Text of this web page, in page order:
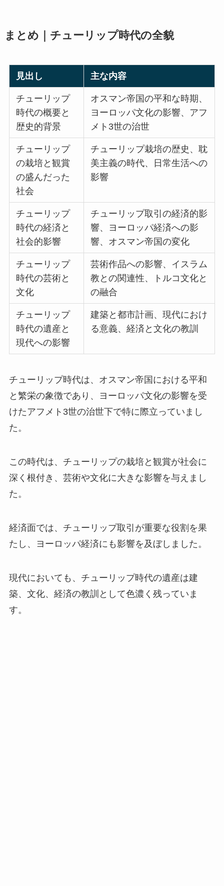
まとめ｜チューリップ時代の全貌
見出し 主な内容
チューリップ
時代の概要と
歴史的背景
オスマン帝国の平和な時期、
ヨーロッパ文化の影響、アフ
メト3世の治世
チューリップ
の栽培と観賞
の盛んだった
社会
チューリップ栽培の歴史、耽
美主義の時代、日常生活への
影響
チューリップ
時代の経済と
社会的影響
チューリップ取引の経済的影
響、ヨーロッパ経済への影
響、オスマン帝国の変化
チューリップ
時代の芸術と
文化
芸術作品への影響、イスラム
教との関連性、トルコ文化と
の融合
チューリップ
時代の遺産と
現代への影響
建築と都市計画、現代におけ
る意義、経済と文化の教訓
チューリップ時代は、オスマン帝国における平和
と繁栄の象徴であり、ヨーロッパ文化の影響を受
けたアフメト3世の治世下で特に際立っていまし
た。
この時代は、チューリップの栽培と観賞が社会に
深く根付き、芸術や文化に大きな影響を与えまし
た。
経済面では、チューリップ取引が重要な役割を果
たし、ヨーロッパ経済にも影響を及ぼしました。
現代においても、チューリップ時代の遺産は建
築、文化、経済の教訓として色濃く残っていま
す。